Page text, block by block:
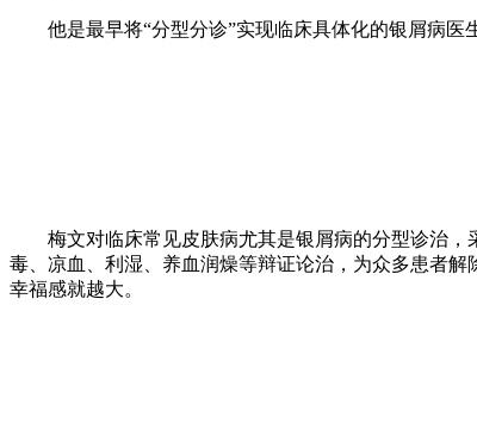
他是最早将“分型分诊”实现临床具体化的银屑病医
梅文对临床常见皮肤病尤其是银屑病的分型诊治，
毒、凉血、利湿、养血润燥等辩证论治，为众多患者
幸福感就越大。